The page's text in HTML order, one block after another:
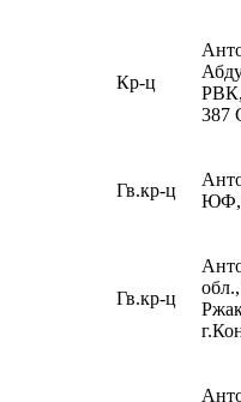
Кр-ц
387
Гв.кр-ц
ЮФ,
Гв.кр-ц